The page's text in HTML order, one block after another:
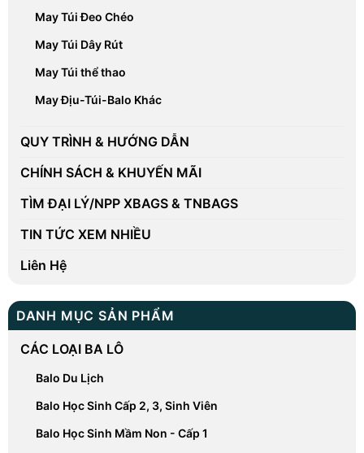
May Túi Đeo Chéo
May Túi Dây Rút
May Túi thể thao
May Địu-Túi-Balo Khác
QUY TRÌNH & HƯỚNG DẪN
CHÍNH SÁCH & KHUYẾN MÃI
TÌM ĐẠI LÝ/NPP XBAGS & TNBAGS
TIN TỨC XEM NHIỀU
Liên Hệ
DANH MỤC SẢN PHẨM
CÁC LOẠI BA LÔ
Balo Du Lịch
Balo Học Sinh Cấp 2, 3, Sinh Viên
Balo Học Sinh Mầm Non - Cấp 1